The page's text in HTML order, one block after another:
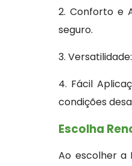
2. Conforto e
seguro.
3.
4. Fácil
condições
Escolha
Ao escolher a